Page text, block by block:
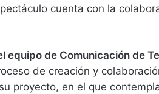
cuenta con la
equipo de Comunicación de
de creación y
proyecto, en el que